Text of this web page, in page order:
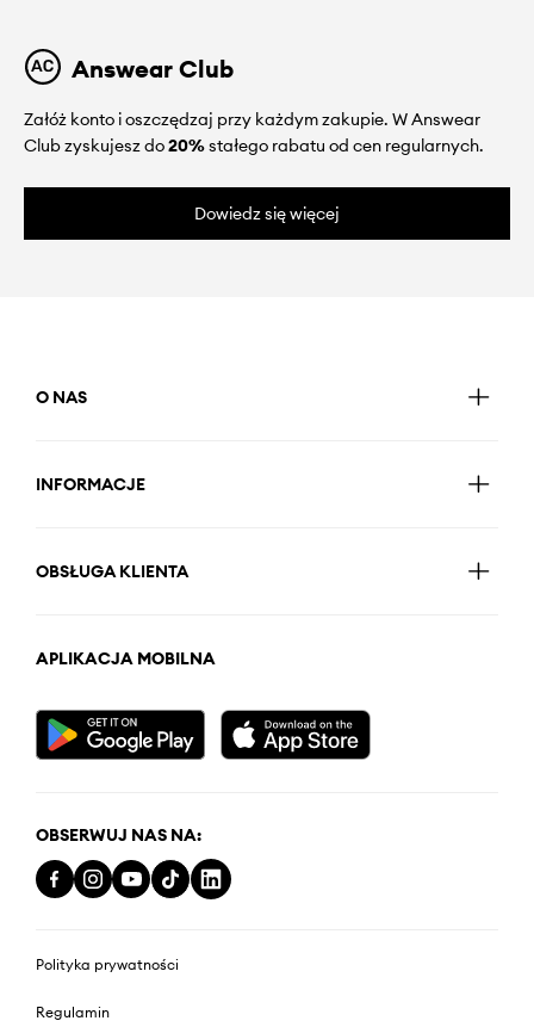
Answear Club
Załóż konto i oszczędzaj przy każdym zakupie. W Answear
Club zyskujesz do20%stałego rabatu od cen regularnych.
Dowiedz się więcej
O NAS
INFORMACJE
OBSŁUGA KLIENTA
APLIKACJA MOBILNA
OBSERWUJ NAS NA:
Polityka prywatności
Regulamin